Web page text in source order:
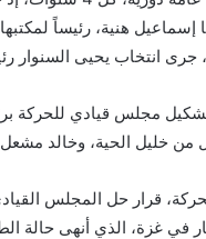
مجلس قيادي للحركة
خليل الحية، وخالد مشعل،
قرار حل المجلس
في غزة، الذي أنهى حالة